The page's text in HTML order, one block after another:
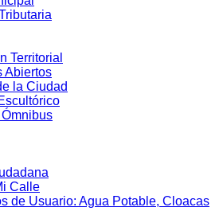
Territorial
Abiertos
la Ciudad
Calle
de Usuario: Agua Potable, Cloacas